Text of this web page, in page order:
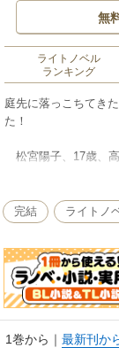
無
ライトノベル
ランキング
庭先に落っこちてき
た！
松宮陽子、17歳、
正しき雑種犬と暮ら
そのルーの王女が、
を救うべく魔神と戦
し、平穏な日々もつ
忍び寄る！ ファン
音楽その他もろもろ
完結 ライトノ
1巻から ｜ 最新刊か